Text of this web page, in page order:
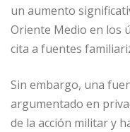
un aumento
Oriente Medio en los
cita a fuentes
Sin embargo, una
argumentado en
de la acción militar y